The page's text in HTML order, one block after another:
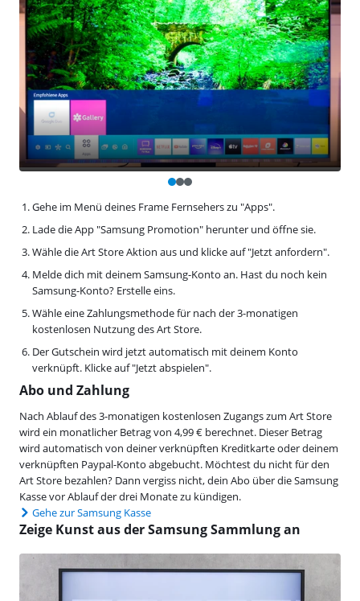
Gehe im Menü deines Frame Fernsehers zu "Apps".
Lade die App "Samsung Promotion" herunter und öffne sie.
Wähle die Art Store Aktion aus und klicke auf "Jetzt anfordern".
Melde dich mit deinem Samsung-Konto an. Hast du noch kein
Samsung-Konto? Erstelle eins.
Wähle eine Zahlungsmethode für nach der 3-monatigen
kostenlosen Nutzung des Art Store.
Der Gutschein wird jetzt automatisch mit deinem Konto
verknüpft. Klicke auf "Jetzt abspielen".
Abo und Zahlung
Nach Ablauf des 3-monatigen kostenlosen Zugangs zum Art Store
wird ein monatlicher Betrag von 4,99 € berechnet. Dieser Betrag
wird automatisch von deiner verknüpften Kreditkarte oder deinem
verknüpften Paypal-Konto abgebucht. Möchtest du nicht für den
Art Store bezahlen? Dann vergiss nicht, dein Abo über die Samsung
Kasse vor Ablauf der drei Monate zu kündigen.
Gehe zur Samsung Kasse
Zeige Kunst aus der Samsung Sammlung an